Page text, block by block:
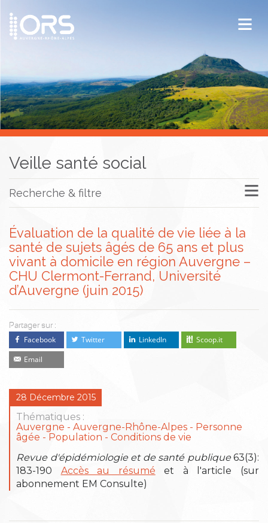
ORS Auvergne-Rhône-Alpes
Publications
Documentation / Veille
Veille santé social
Recherche & filtre
Évaluation de la qualité de vie liée à la
santé de sujets âgés de 65 ans et plus
vivant à domicile en région Auvergne –
CHU Clermont-Ferrand, Université
d’Auvergne (juin 2015)
Partager sur :
Facebook Twitter LinkedIn
Scoop.it
Email
28 Décembre 2015
Thématiques :
Auvergne
Auvergne-Rhône-Alpes
Personne
âgée
Population - Conditions de vie
Revue d'épidémiologie et de santé publique63(3):
183-190 Accès au résumé et à l'article (sur
abonnement EM Consulte)